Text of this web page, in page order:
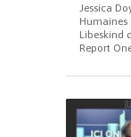
Jessica
Humaines
Libeskind
Report